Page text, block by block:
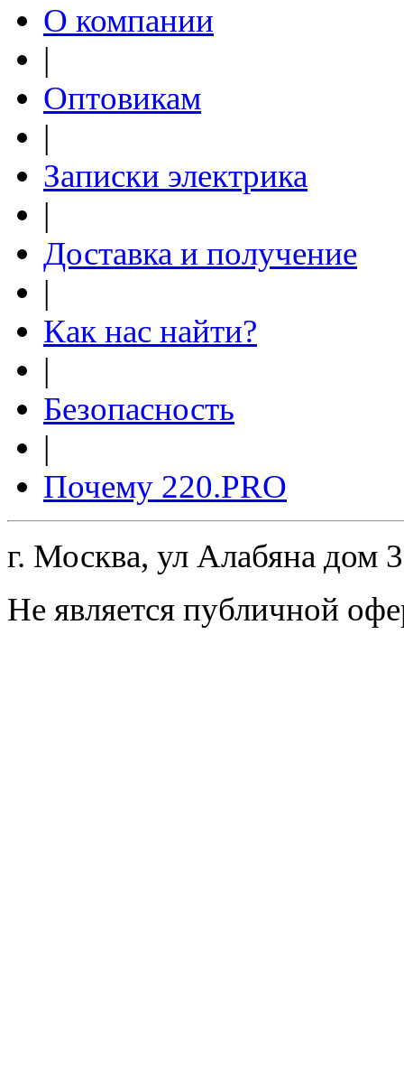
О компании
|
Оптовикам
|
Записки электрика
|
Доставка и получение
|
Как нас найти?
|
Безопасность
|
Почему 220.PRO
г. Москва, ул Алабяна дом
Не является публичной